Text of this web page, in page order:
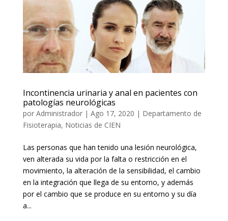
Incontinencia urinaria y anal en pacientes con
patologías neurológicas
por Administrador| Ago 17, 2020 | Departamento de
Fisioterapia, Noticias de CIEN
Las personas que han tenido una lesión neurológica,
ven alterada su vida por la falta o restricción en el
movimiento, la alteración de la sensibilidad, el cambio
en la integración que llega de su entorno, y además
por el cambio que se produce en su entorno y su día
a...